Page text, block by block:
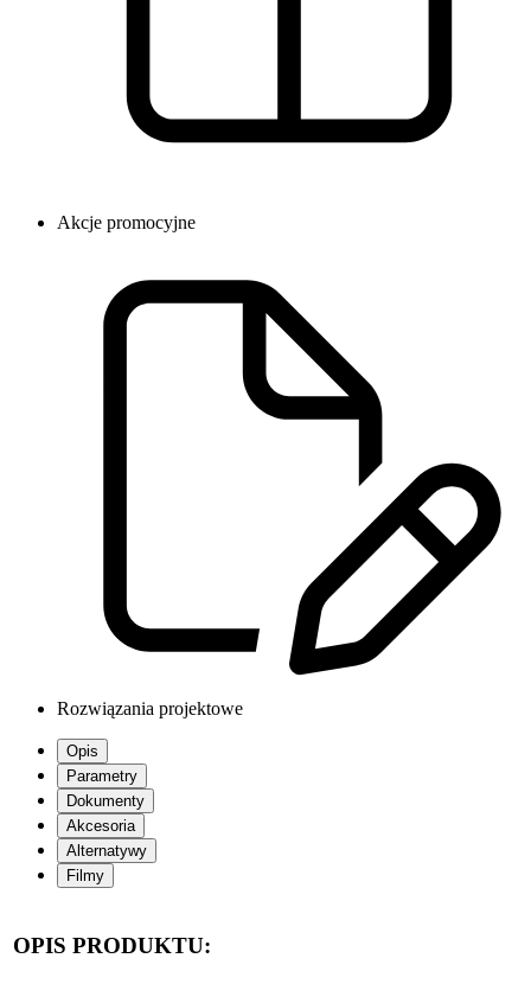
Akcje promocyjne
Rozwiązania projektowe
Opis
Parametry
Dokumenty
Akcesoria
Alternatywy
Filmy
OPIS PRODUKTU: